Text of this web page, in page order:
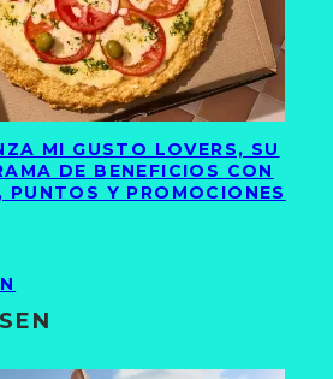
MI GUSTO LOVERS, SU
DE BENEFICIOS CON
PUNTOS Y PROMOCIONES